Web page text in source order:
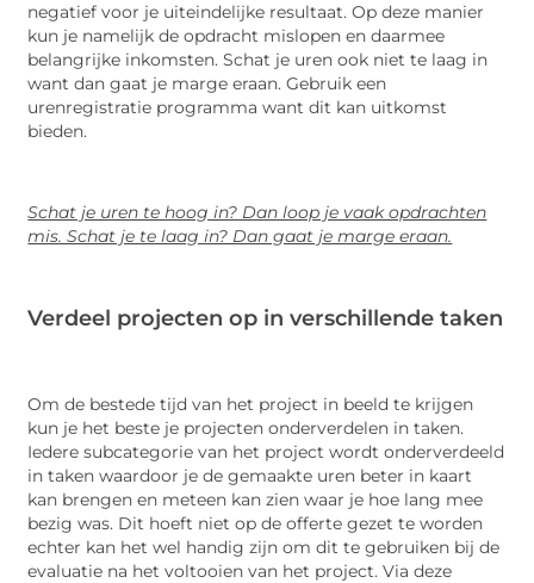
negatief voor je uiteindelijke resultaat. Op deze manier
kun je namelijk de opdracht mislopen en daarmee
belangrijke inkomsten. Schat je uren ook niet te laag in
want dan gaat je marge eraan. Gebruik een
urenregistratie programma want dit kan uitkomst
bieden.
Schat je uren te hoog in? Dan loop je vaak opdrachten
mis. Schat je te laag in? Dan gaat je marge eraan.
Verdeel projecten op in verschillende taken
Om de bestede tijd van het project in beeld te krijgen
kun je het beste je projecten onderverdelen in taken.
Iedere subcategorie van het project wordt onderverdeeld
in taken waardoor je de gemaakte uren beter in kaart
kan brengen en meteen kan zien waar je hoe lang mee
bezig was. Dit hoeft niet op de offerte gezet te worden
echter kan het wel handig zijn om dit te gebruiken bij de
evaluatie na het voltooien van het project. Via deze